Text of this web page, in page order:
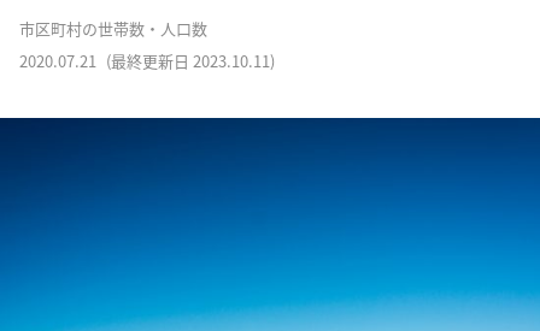
市区町村の世帯数・人口数
2020.07.21 (最終更新日 2023.10.11)